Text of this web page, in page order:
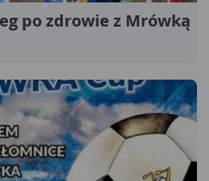
po zdrowie z Mrówką